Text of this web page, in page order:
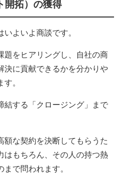
開拓）の獲得
よいよ商談です。
題をヒアリングし、自社の商
決に貢献できるかを分かりや
。
結する「クロージング」まで
額な契約を決断してもらうた
はもちろん、その人の持つ熱
で問われます。